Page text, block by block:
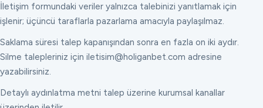
İletişim formundaki veriler yalnızca talebinizi yanıtlamak için
işlenir; üçüncü taraflarla pazarlama amacıyla paylaşılmaz.
Saklama süresi talep kapanışından sonra en fazla on iki aydır.
Silme talepleriniz için iletisim@holiganbet.com adresine
yazabilirsiniz.
Detaylı aydınlatma metni talep üzerine kurumsal kanallar